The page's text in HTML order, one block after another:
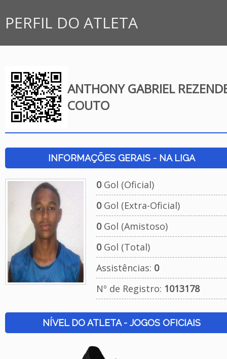
PERFIL DO ATLETA
ANTHONY GABRIEL
COUTO
INFORMAÇÕES GERAIS - NA LIGA
0Gol (Oficial)
0Gol (Extra-Oficial)
0Gol (Amistoso)
0Gol (Total)
Assistências: 0
Nº de Registro: 1013178
NÍVEL DO ATLETA - JOGOS OFICIAIS